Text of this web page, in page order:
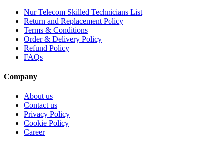
Nur Telecom Skilled Technicians List
Return and Replacement Policy
Terms & Conditions
Order & Delivery Policy
Refund Policy
FAQs
Company
About us
Contact us
Privacy Policy
Cookie Policy
Career